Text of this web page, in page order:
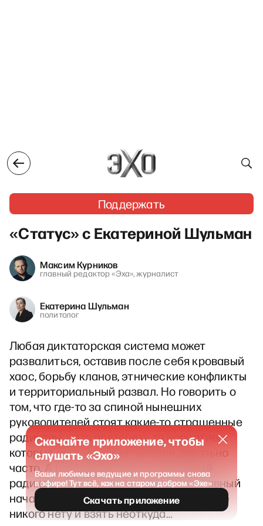
Поддержать
«Статус» с Екатериной Шульман
Максим Курников
главный редактор «Эха», журналист
Екатерина Шульман
политолог
Любая диктаторская система может
развалиться, оставив после себя кровавый
хаос, борьбу кланов, этнические конфликты
и территориальный развал. Но говорить о
том, что где-то за спиной нынешних
руководителей стоят какие-то страшенные
радикалы, – это повторять те нарративы,
которые мы в России слышали довольно
часто. А потом выясняется, что самый
радикальный радикал – это самый главный
начальник и есть, еще хуже него вообще
никого нету и взять неоткуда…
Скачайте приложение, чтобы
слушать «Эхо»
Ваши любимые ведущие и программы снова
в эфире! Тут всё, как на старом добром «Эхе»
Скачать приложение